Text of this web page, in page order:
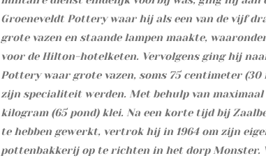
Groeneveldt Pottery waar hij als een van de vijf
grote vazen en staande lampen maakte,
voor de Hilton-hotelketen. Vervolgens ging hij
Pottery waar grote vazen, soms 75 centimeter (30
zijn specialiteit werden. Met behulp van maximaal
kilogram (65 pond) klei. Na een korte tijd bij
te hebben gewerkt, vertrok hij in 1964 om zijn
pottenbakkerij op te richten in het dorp Monster.